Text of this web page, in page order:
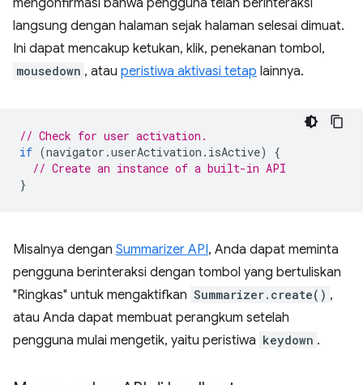
mengonfirmasi bahwa pengguna telah berinteraksi
langsung dengan halaman sejak halaman selesai dimuat.
Ini dapat mencakup ketukan, klik, penekanan tombol,
mousedown , atau peristiwa aktivasi tetap lainnya.
// Check for user activation.
if (navigator .userActivation . isActive)
{
// Create an instance of a built-in API
}
Misalnya dengan Summarizer API, Anda dapat meminta
pengguna berinteraksi dengan tombol yang bertuliskan
"Ringkas" untuk mengaktifkan Summarizer.create() ,
atau Anda dapat membuat perangkum setelah
pengguna mulai mengetik, yaitu peristiwa keydown .